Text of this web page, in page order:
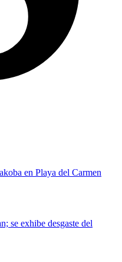
en Playa del Carmen
se exhibe desgaste del